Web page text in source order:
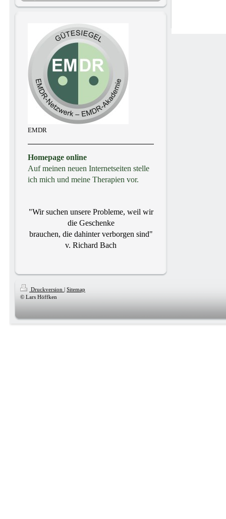
EMDR
Homepage online
Auf meinen neuen Internetseiten stelle
ich mich und meine Therapien vor.
"Wir suchen unsere Probleme, weil wir
die Geschenke
brauchen, die dahinter verborgen sind"
v. Richard Bach
Druckversion | Sitemap
© Lars Höffken